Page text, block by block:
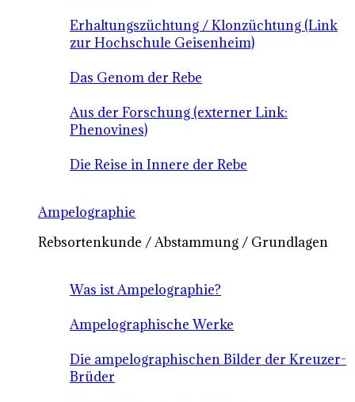
Erhaltungszüchtung / Klonzüchtung (Link
zur Hochschule Geisenheim)
Das Genom der Rebe
Aus der Forschung (externer Link:
Phenovines)
Die Reise in Innere der Rebe
Ampelographie
Rebsortenkunde / Abstammung / Grundlagen
Was ist Ampelographie?
Ampelographische Werke
Die ampelographischen Bilder der Kreuzer-
Brüder